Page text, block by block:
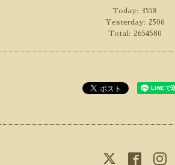
Today: 3558
Yesterday: 2506
Total: 2654580